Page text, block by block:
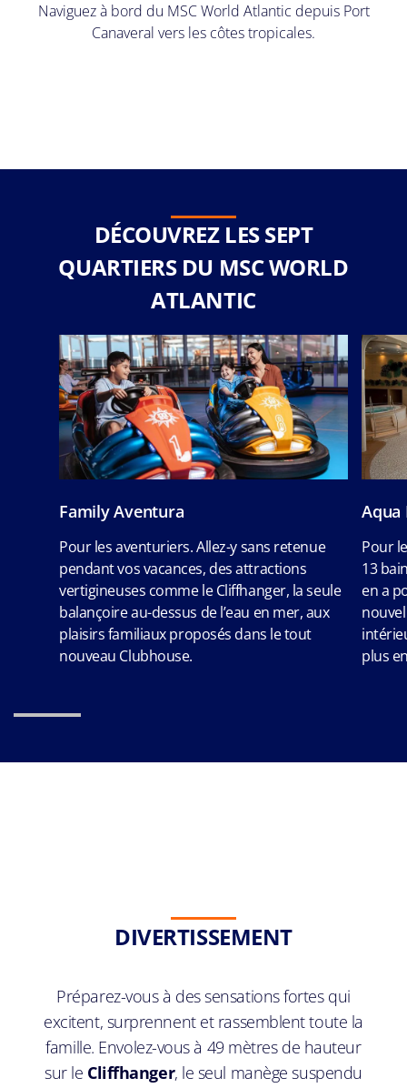
Naviguez à bord du MSC World Atlantic depuis Port
Canaveral vers les côtes tropicales.
DÉCOUVREZ LES SEPT
QUARTIERS DU MSC WORLD
ATLANTIC
Family Aventura
Pour les aventuriers. Allez-y sans retenue
pendant vos vacances, des attractions
vertigineuses comme le Cliffhanger, la seule
balançoire au-dessus de l’eau en mer, aux
plaisirs familiaux proposés dans le tout
nouveau Clubhouse.
Aqua
Pour
13
en a
plus
DIVERTISSEMENT
Préparez-vous à des sensations fortes qui
excitent, surprennent et rassemblent toute la
famille. Envolez-vous à 49 mètres de hauteur
sur le Cliffhanger, le seul manège suspendu